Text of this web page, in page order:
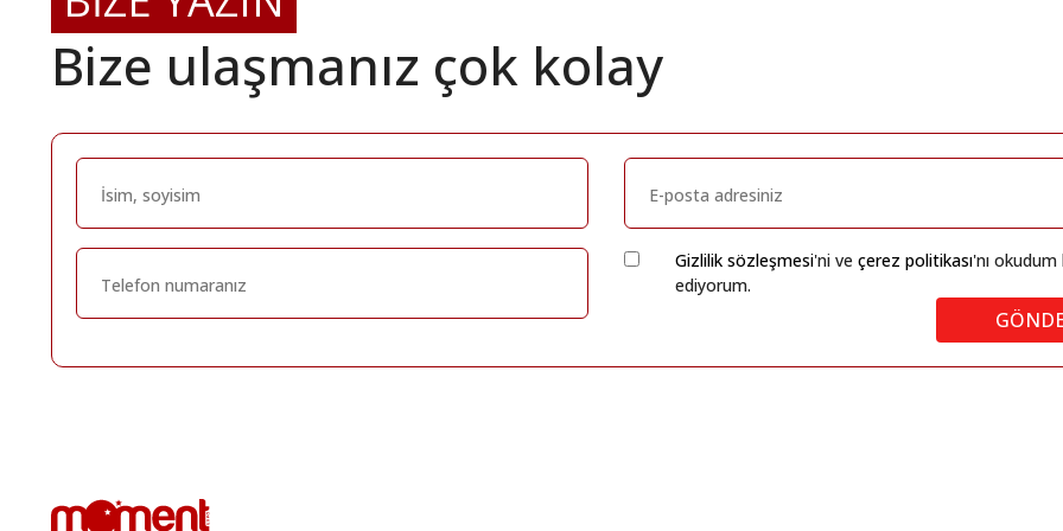
Bize ulaşmanız çok kolay
Gizlilik sözleşmesi'ni ve çerez politikası'nı okudum
ediyorum.